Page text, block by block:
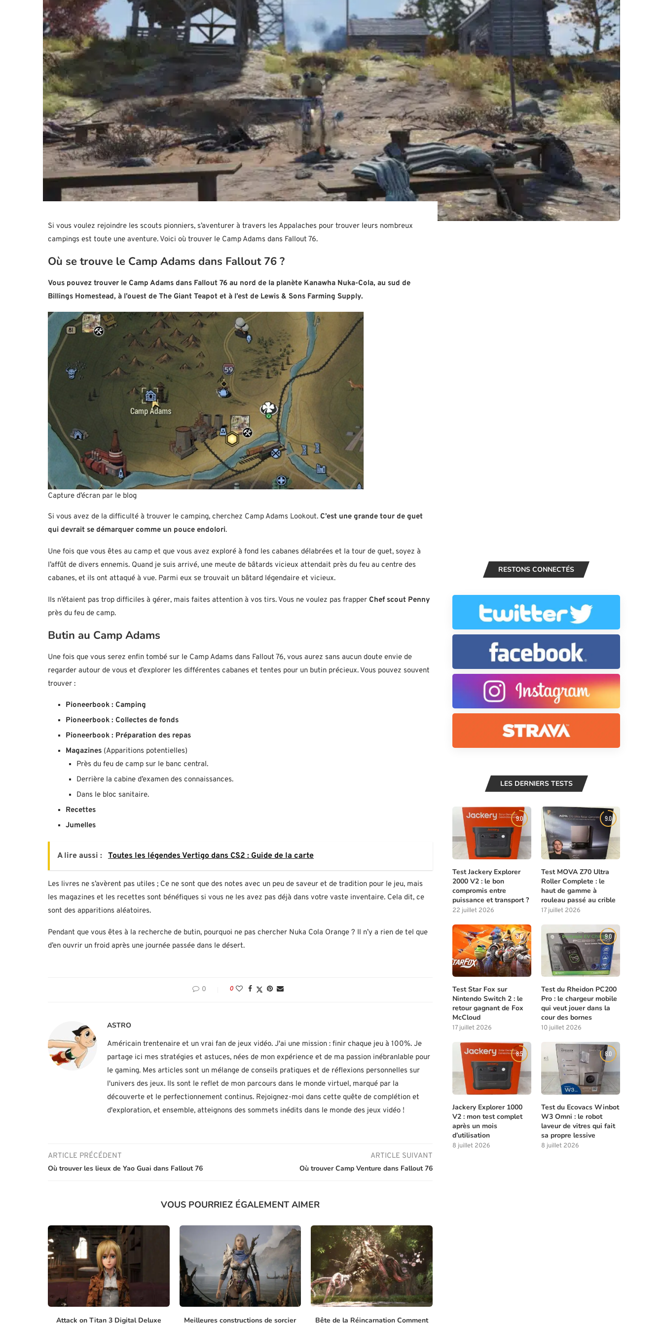
Si vous voulez rejoindre les scouts pionniers, s’aventurer à travers les Appalaches pour trouver leurs nombreux
campings est toute une aventure. Voici où trouver le Camp Adams dans Fallout 76.
Où se trouve le Camp Adams dans Fallout 76 ?
Vous pouvez trouver le Camp Adams dans Fallout 76 au nord de la planète Kanawha Nuka-Cola, au sud de
Billings Homestead, à l’ouest de The Giant Teapot et à l’est de Lewis & Sons Farming Supply.
Capture d’écran par le blog
Si vous avez de la difficulté à trouver le camping, cherchez Camp Adams Lookout. C’est une grande tour de guet
qui devrait se démarquer comme un pouce endolori.
Une fois que vous êtes au camp et que vous avez exploré à fond les cabanes délabrées et la tour de guet, soyez à
l’affût de divers ennemis. Quand je suis arrivé, une meute de bâtards vicieux attendait près du feu au centre des
cabanes, et ils ont attaqué à vue. Parmi eux se trouvait un bâtard légendaire et vicieux.
Ils n’étaient pas trop difficiles à gérer, mais faites attention à vos tirs. Vous ne voulez pas frapper Chef scout Penny
près du feu de camp.
Butin au Camp Adams
Une fois que vous serez enfin tombé sur le Camp Adams dans Fallout 76, vous aurez sans aucun doute envie de
regarder autour de vous et d’explorer les différentes cabanes et tentes pour un butin précieux. Vous pouvez souvent
trouver :
Pioneerbook : Camping
Pioneerbook : Collectes de fonds
Pioneerbook : Préparation des repas
Magazines (Apparitions potentielles)
Près du feu de camp sur le banc central.
Derrière la cabine d’examen des connaissances.
Dans le bloc sanitaire.
Recettes
Jumelles
A lire aussi : Toutes les légendes Vertigo dans CS2 : Guide de la carte
Les livres ne s’avèrent pas utiles ; Ce ne sont que des notes avec un peu de saveur et de tradition pour le jeu, mais
les magazines et les recettes sont bénéfiques si vous ne les avez pas déjà dans votre vaste inventaire. Cela dit, ce
sont des apparitions aléatoires.
Pendant que vous êtes à la recherche de butin, pourquoi ne pas chercher Nuka Cola Orange ? Il n’y a rien de tel que
d’en ouvrir un froid après une journée passée dans le désert.
0 0
ASTRO
Américain trentenaire et un vrai fan de jeux vidéo. J'ai une mission : finir chaque jeu à 100%. Je
partage ici mes stratégies et astuces, nées de mon expérience et de ma passion inébranlable pour
le gaming. Mes articles sont un mélange de conseils pratiques et de réflexions personnelles sur
l'univers des jeux. Ils sont le reflet de mon parcours dans le monde virtuel, marqué par la
découverte et le perfectionnement continus. Rejoignez-moi dans cette quête de complétion et
d'exploration, et ensemble, atteignons des sommets inédits dans le monde des jeux vidéo !
ARTICLE PRÉCÉDENT
Où trouver les lieux de Yao Guai dans Fallout 76
ARTICLE SUIVANT
Où trouver Camp Venture dans Fallout 76
VOUS POURRIEZ ÉGALEMENT AIMER
Attack on Titan 3 Digital Deluxe
Meilleures constructions de sorcier
Bête de la Réincarnation Comment
RESTONS CONNECTÉS
LES DERNIERS TESTS
9.0
Test Jackery Explorer
2000 V2 : le bon
compromis entre
puissance et transport ?
22 juillet 2026
9.0
Test MOVA Z70 Ultra
Roller Complete : le
haut de gamme à
rouleau passé au crible
17 juillet 2026
8.0
Test Star Fox sur
Nintendo Switch 2 : le
retour gagnant de Fox
McCloud
17 juillet 2026
9.0
Test du Rheidon PC200
Pro : le chargeur mobile
qui veut jouer dans la
cour des bornes
10 juillet 2026
8.5
Jackery Explorer 1000
V2 : mon test complet
après un mois
d’utilisation
8 juillet 2026
8.0
Test du Ecovacs Winbot
W3 Omni : le robot
laveur de vitres qui fait
sa propre lessive
8 juillet 2026